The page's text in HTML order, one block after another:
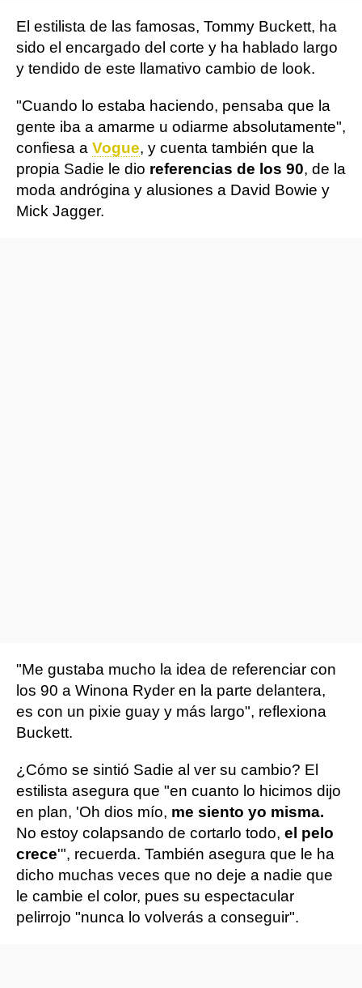
El estilista de las famosas, Tommy Buckett, ha
sido el encargado del corte y ha hablado largo
y tendido de este llamativo cambio de look.
"Cuando lo estaba haciendo, pensaba que la
gente iba a amarme u odiarme absolutamente",
confiesa a Vogue, y cuenta también que la
propia Sadie le dio referencias de los 90, de la
moda andrógina y alusiones a David Bowie y
Mick Jagger.
"Me gustaba mucho la idea de referenciar con
los 90 a Winona Ryder en la parte delantera,
es con un pixie guay y más largo", reflexiona
Buckett.
¿Cómo se sintió Sadie al ver su cambio? El
estilista asegura que "en cuanto lo hicimos dijo
en plan, 'Oh dios mío, me siento yo misma.
No estoy colapsando de cortarlo todo, el pelo
crece'", recuerda. También asegura que le ha
dicho muchas veces que no deje a nadie que
le cambie el color, pues su espectacular
pelirrojo "nunca lo volverás a conseguir".